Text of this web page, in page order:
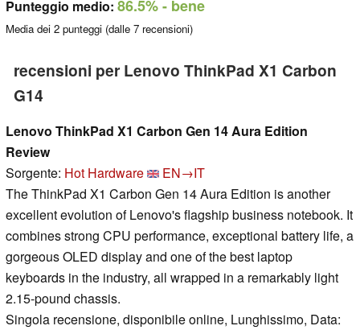
Punteggio medio: 86.5%- bene
Media dei 2 punteggi (dalle 7 recensioni)
recensioni per Lenovo ThinkPad X1 Carbon
G14
Lenovo ThinkPad X1 Carbon Gen 14 Aura Edition
Review
Sorgente: Hot Hardware
EN→IT
The ThinkPad X1 Carbon Gen 14 Aura Edition is another
excellent evolution of Lenovo's flagship business notebook. It
combines strong CPU performance, exceptional battery life, a
gorgeous OLED display and one of the best laptop
keyboards in the industry, all wrapped in a remarkably light
2.15-pound chassis.
Singola recensione, disponibile online, Lunghissimo, Data: